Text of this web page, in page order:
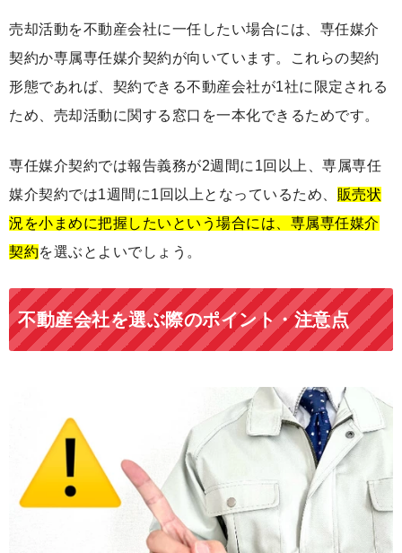
売却活動を不動産会社に一任したい場合には、専任媒介
契約か専属専任媒介契約が向いています。これらの契約
形態であれば、契約できる不動産会社が1社に限定される
ため、売却活動に関する窓口を一本化できるためです。
専任媒介契約では報告義務が2週間に1回以上、専属専任
媒介契約では1週間に1回以上となっているため、 販売状
況を小まめに把握したいという場合には、専属専任媒介
契約を選ぶとよいでしょう。
不動産会社を選ぶ際のポイント・注意点